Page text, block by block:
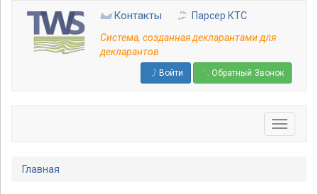
основному
содержанию
Контакты
Парсер КТС
Система, созданная декларантами для
декларантов
Войти Обратный Звонок
Главная